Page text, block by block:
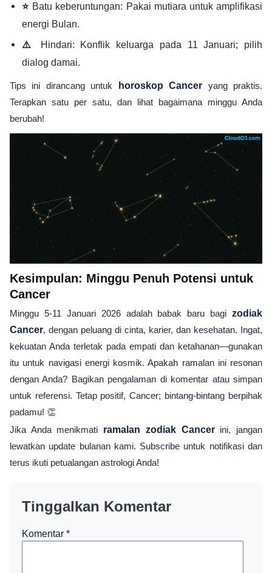
⭐ Batu keberuntungan: Pakai mutiara untuk amplifikasi
energi Bulan.
⚠️
Hindari: Konflik keluarga pada 11 Januari; pilih
dialog damai.
Tips ini dirancang untuk horoskop Cancer yang praktis.
Terapkan satu per satu, dan lihat bagaimana minggu Anda
berubah!
Kesimpulan: Minggu Penuh Potensi untuk
Cancer
Minggu 5-11 Januari 2026 adalah babak baru bagi zodiak
Cancer, dengan peluang di cinta, karier, dan kesehatan. Ingat,
kekuatan Anda terletak pada empati dan ketahanan—gunakan
itu untuk navigasi energi kosmik. Apakah ramalan ini resonan
dengan Anda? Bagikan pengalaman di komentar atau simpan
untuk referensi. Tetap positif, Cancer; bintang-bintang berpihak
padamu! 👏
Jika Anda menikmati ramalan zodiak Cancerini, jangan
lewatkan update bulanan kami. Subscribe untuk notifikasi dan
terus ikuti petualangan astrologi Anda!
Tinggalkan Komentar
Komentar *